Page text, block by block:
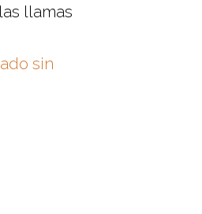
llamas
sin